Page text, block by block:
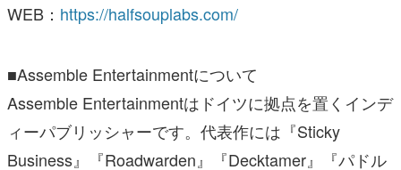
WEB： https://halfsouplabs.com/
■Assemble Entertainmentについて
Assemble Entertainmentはドイツに拠点を置くインデ
ィーパブリッシャーです。代表作には『Sticky
Business』『Roadwarden』『Decktamer』『パドル